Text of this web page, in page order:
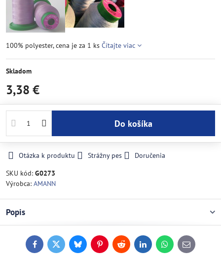
100% polyester, cena je za 1 ks Čítajte viac
Skladom
3,38 €
Do košíka
Otázka k produktu Strážny pes
Doručenia
SKU kód: G0273
Výrobca: AMANN
Popis
FacebookTwitterBlueskyPinterestReddit LinkedInWhatsApp
E-
mail